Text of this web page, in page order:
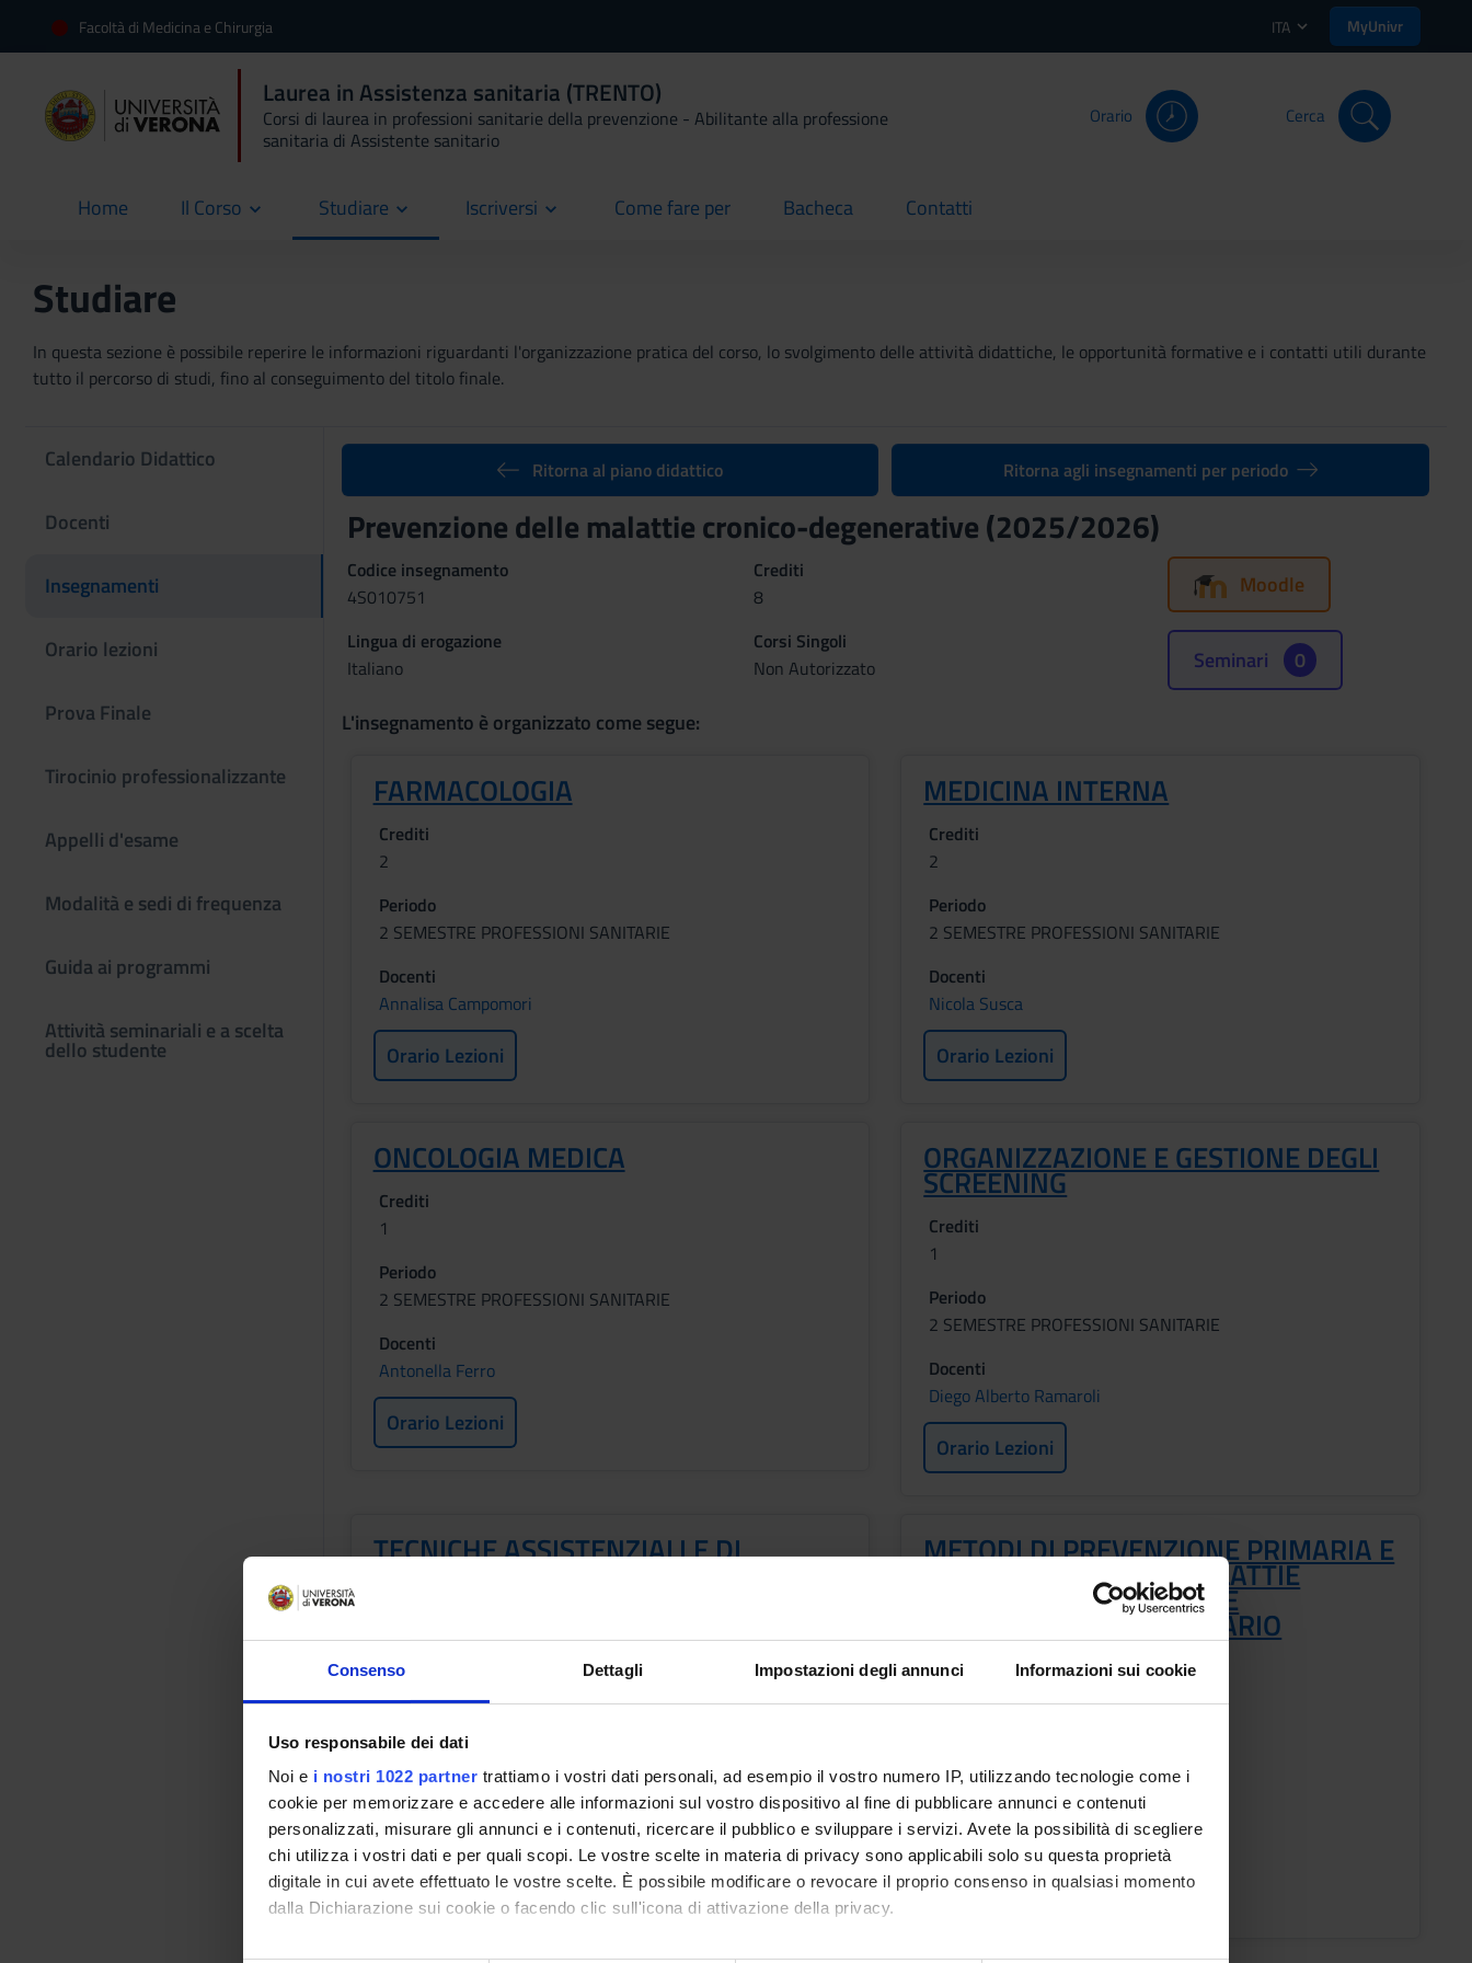
Consenso Dettagli Impostazioni degli annunci Informazioni sui cookie
Uso responsabile dei dati
Noi e i nostri 1022 partner trattiamo i vostri dati personali, ad esempio il vostro numero IP, utilizzando tecnologie come i
cookie per memorizzare e accedere alle informazioni sul vostro dispositivo al fine di pubblicare annunci e contenuti
personalizzati, misurare gli annunci e i contenuti, ricercare il pubblico e sviluppare i servizi. Avete la possibilità di scegliere
chi utilizza i vostri dati e per quali scopi. Le vostre scelte in materia di privacy sono applicabili solo su questa proprietà
digitale in cui avete effettuato le vostre scelte. È possibile modificare o revocare il proprio consenso in qualsiasi momento
dalla Dichiarazione sui cookie o facendo clic sull'icona di attivazione della privacy.
Facoltà di Medicina e Chirurgia ITA MyUnivr
Laurea in Assistenza sanitaria (TRENTO)
Corsi di laurea in professioni sanitarie della prevenzione - Abilitante alla professione
sanitaria di Assistente sanitario
Orario Cerca
Home
current Il Corso Studiare Iscriversi Come fare per
current Bacheca
current Contatti
current
Studiare
In questa sezione è possibile reperire le informazioni riguardanti l'organizzazione pratica del corso, lo svolgimento delle attività didattiche, le opportunità formative e i contatti utili durante
tutto il percorso di studi, fino al conseguimento del titolo finale.
Calendario Didattico
Docenti
Insegnamenti
Orario lezioni
Prova Finale
Tirocinio professionalizzante
Appelli d'esame
Modalità e sedi di frequenza
Guida ai programmi
Attività seminariali e a scelta
dello studente
Ritorna al piano didattico Ritorna agli insegnamenti per periodo
Prevenzione delle malattie cronico-degenerative (2025/2026)
Codice insegnamento
4S010751
Crediti
8
Lingua di erogazione
Italiano
Corsi Singoli
Non Autorizzato
Moodle
Seminari 0
L'insegnamento è organizzato come segue:
FARMACOLOGIA
Crediti
2
Periodo
2 SEMESTRE PROFESSIONI SANITARIE
Docenti
Annalisa Campomori
Orario Lezioni
MEDICINA INTERNA
Crediti
2
Periodo
2 SEMESTRE PROFESSIONI SANITARIE
Docenti
Nicola Susca
Orario Lezioni
ONCOLOGIA MEDICA
Crediti
1
Periodo
2 SEMESTRE PROFESSIONI SANITARIE
Docenti
Antonella Ferro
Orario Lezioni
ORGANIZZAZIONE E GESTIONE DEGLI
SCREENING
Crediti
1
Periodo
2 SEMESTRE PROFESSIONI SANITARIE
Docenti
Diego Alberto Ramaroli
Orario Lezioni
TECNICHE ASSISTENZIALI E DI
1
Serena Perli
Orario Lezioni
METODI DI PREVENZIONE PRIMARIA E
SECONDARIA DELLE MALATTIE
CRONICO-DEGENERATIVE
DELL'ASSISTENTE SANITARIO
Crediti
2 SEMESTRE PROFESSIONI SANITARIE
Docenti
Stefania Montanaro
Orario Lezioni